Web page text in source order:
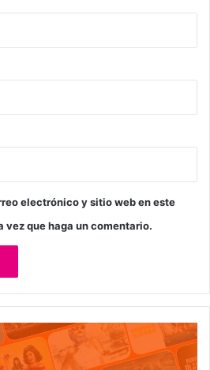
electrónico y sitio web en este
vez que haga un comentario.